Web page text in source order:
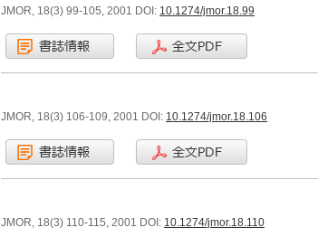
JMOR, 18(3) 99-105, 2001 DOI: 10.1274/jmor.18.99
JMOR, 18(3) 106-109, 2001 DOI: 10.1274/jmor.18.106
JMOR, 18(3) 110-115, 2001 DOI: 10.1274/jmor.18.110